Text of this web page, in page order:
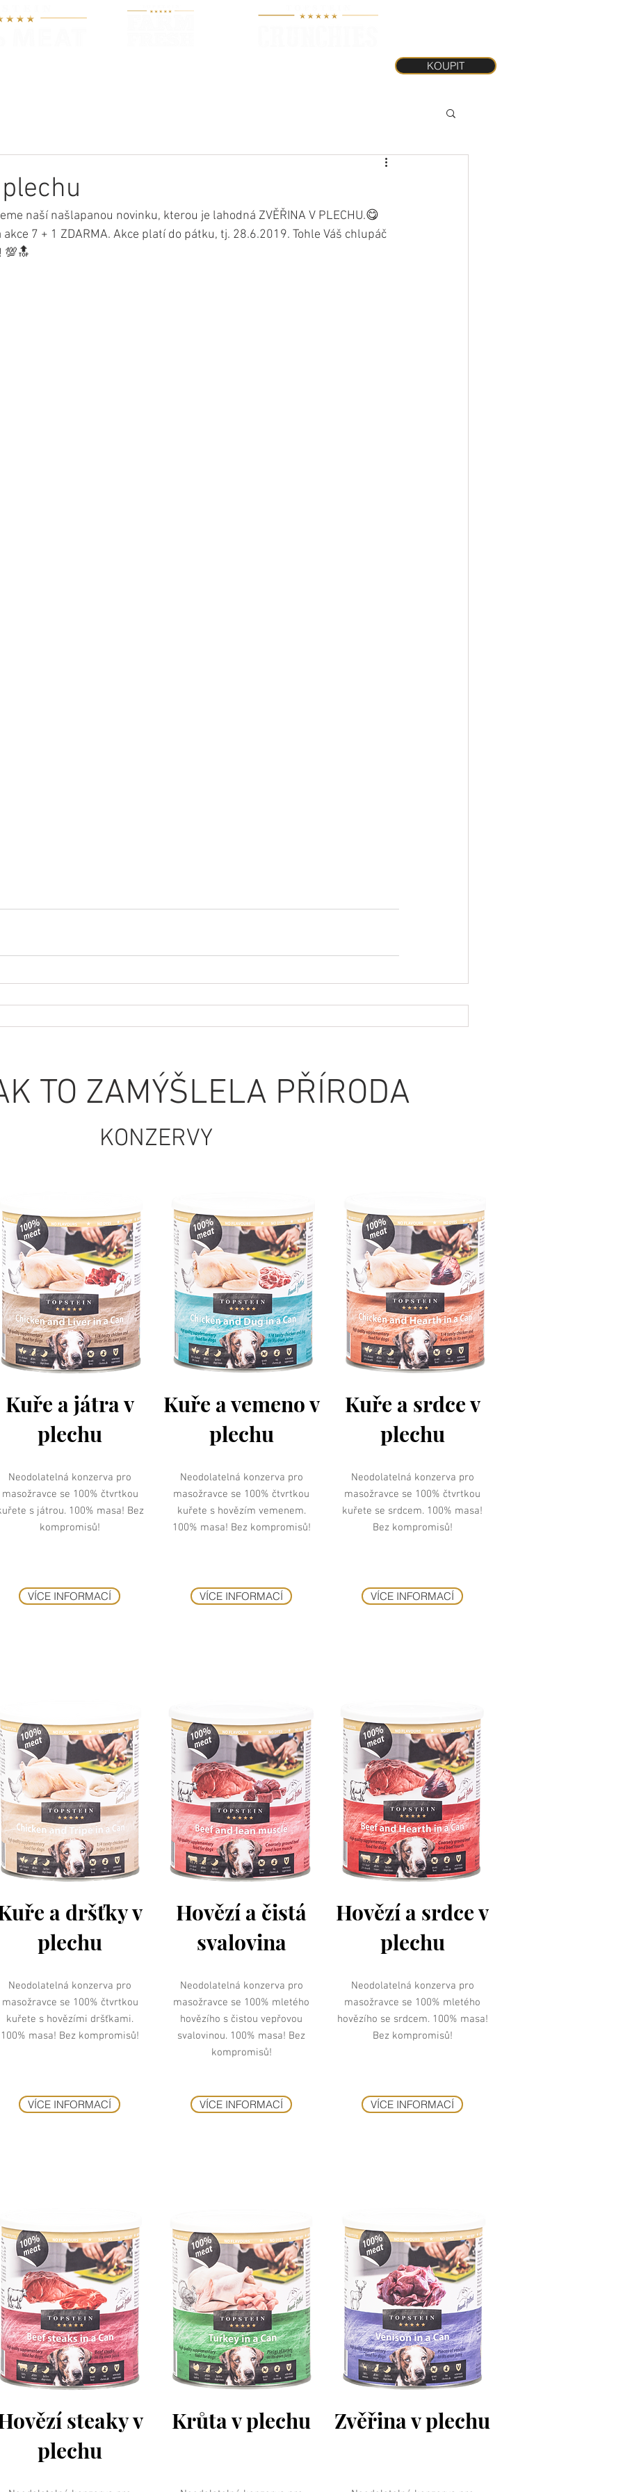
KOUPIT
KOUPIT
naší našlapanou novinku, kterou je lahodná ZVĚŘINA V PLECHU.😋
7 + 1 ZDARMA. Akce platí do pátku, tj. 28.6.2019. Tohle Váš chlupáč
💯🔝
TO ZAMÝŠLELA PŘÍRODA
KONZERVY
Kuře a játra v
plechu
Neodolatelná konzerva pro
masožravce se 100% čtvrtkou
s játrou. 100% masa! Bez
kompromisů!
VÍCE INFORMACÍ
a dršťky v
plechu
Neodolatelná konzerva pro
masožravce se 100% čtvrtkou
kuřete s hovězími dršťkami.
100% masa! Bez kompromisů!
VÍCE INFORMACÍ
steaky v
plechu
Kuře a vemeno v
plechu
Neodolatelná konzerva pro
masožravce se 100% čtvrtkou
kuřete s hovězím vemenem.
100% masa! Bez kompromisů!
VÍCE INFORMACÍ
Hovězí a čistá
svalovina
Neodolatelná konzerva pro
masožravce se 100% mletého
hovězího s čistou vepřovou
svalovinou. 100% masa! Bez
kompromisů!
VÍCE INFORMACÍ
Krůta v plechu
Kuře a srdce v
plechu
Neodolatelná konzerva pro
masožravce se 100% čtvrtkou
kuřete se srdcem. 100% masa!
Bez kompromisů!
VÍCE INFORMACÍ
Hovězí a srdce v
plechu
Neodolatelná konzerva pro
masožravce se 100% mletého
hovězího se srdcem. 100% masa!
Bez kompromisů!
VÍCE INFORMACÍ
Zvěřina v plechu